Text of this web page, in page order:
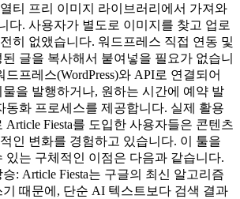
티 프리 이미지 라이브러리에서 가져와
다. 사용자가 별도로 이미지를 찾고 업로
히 없앴습니다. 워드프레스 직접 연동 및
글을 복사해서 붙여넣을 필요가 없습니
드프레스(WordPress)와 API로 연결되어
을 발행하거나, 원하는 시간에 예약 발
동화 프로세스를 제공합니다. 실제 활용
Fiesta를 도입한 사용자들은 콘텐츠
인 변화를 경험하고 있습니다. 이 툴을
있는 구체적인 이점은 다음과 같습니다.
: Article Fiesta는 구글의 최신 알고리즘
때문에, 단순 AI 텍스트보다 검색 결과